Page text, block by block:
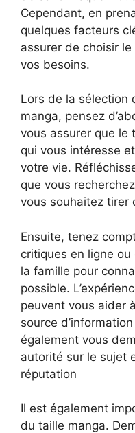
Cependant, en
quelques facteurs
assurer de choisir
vos besoins.
Lors de la sélection
manga, pensez
vous assurer que le
qui vous intéresse
votre vie.
que vous
vous souhaitez tirer
Ensuite, tenez
critiques en ligne
la famille pour
possible.
peuvent vous aider
source
également vous
autorité sur le sujet
réputation
Il est également
du taille manga.